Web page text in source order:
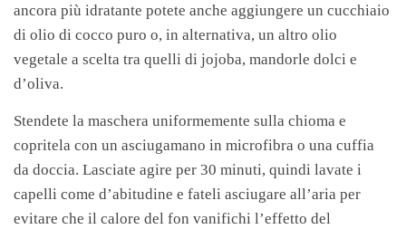
ancora più idratante potete anche aggiungere un cucchiaio
di olio di cocco puro o, in alternativa, un altro olio
vegetale a scelta tra quelli di jojoba, mandorle dolci e
d’oliva.
Stendete la maschera uniformemente sulla chioma e
copritela con un asciugamano in microfibra o una cuffia
da doccia. Lasciate agire per 30 minuti, quindi lavate i
capelli come d’abitudine e fateli asciugare all’aria per
evitare che il calore del fon vanifichi l’effetto del